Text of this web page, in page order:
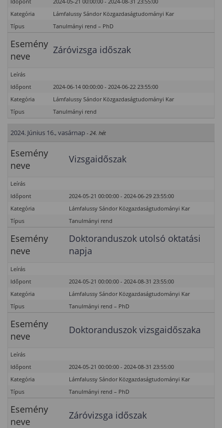
Kategória
Lámfalussy Sándor Közgazdaságtudományi Kar
Típus
Tanulmányi rend – PhD
Esemény
neve
Záróvizsga időszak
Leírás
Időpont
2024-06-14 00:00:00 - 2024-06-22 23:55:00
Kategória
Lámfalussy Sándor Közgazdaságtudományi Kar
Típus
Tanulmányi rend
2024. Június 16., vasárnap - 24. hét
Esemény
neve
Vizsgaidőszak
Leírás
Időpont
2024-05-21 00:00:00 - 2024-06-29 23:55:00
Kategória
Lámfalussy Sándor Közgazdaságtudományi Kar
Típus
Tanulmányi rend
Esemény
neve
Doktoranduszok utolsó oktatási
napja
Leírás
Időpont
2024-05-21 00:00:00 - 2024-08-31 23:55:00
Kategória
Lámfalussy Sándor Közgazdaságtudományi Kar
Típus
Tanulmányi rend – PhD
Esemény
neve
Doktoranduszok vizsgaidőszaka
Leírás
Időpont
2024-05-21 00:00:00 - 2024-08-31 23:55:00
Kategória
Lámfalussy Sándor Közgazdaságtudományi Kar
Típus
Tanulmányi rend – PhD
Esemény
neve
Záróvizsga időszak